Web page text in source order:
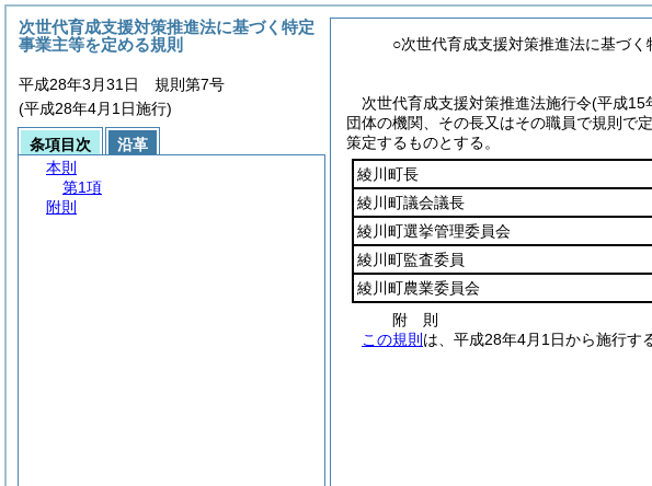
○次世代育成支援対策推進法に基づく
次世代育成支援対策推進法施行令(平成15
団体の機関、その長又はその職員で規則で定
策定するものとする。
綾川町長
綾川町議会議長
綾川町選挙管理委員会
綾川町監査委員
綾川町農業委員会
附 則
この規則 は、平成28年4月1日から施行す
次世代育成支援対策推進法に基づく特定
事業主等を定める規則
平成28年3月31日 規則第7号
(平成28年4月1日施行)
条項目次
沿革
本則
第1項
附則